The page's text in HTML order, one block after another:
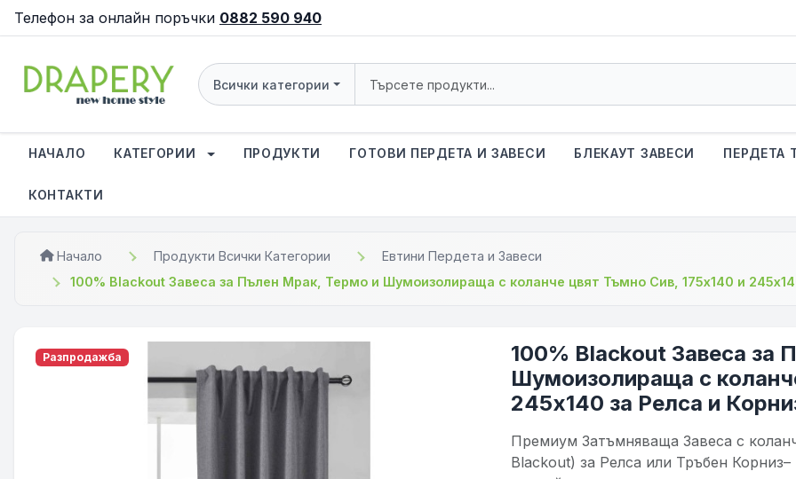
Телефон за онлайн поръчки 0882 590 940
Всички категории
НАЧАЛО КАТЕГОРИИ ПРОДУКТИ ГОТОВИ ПЕРДЕТА И ЗАВЕСИ БЛЕКАУТ ЗАВЕСИ ПЕРДЕТА
КОНТАКТИ
Начало Продукти Всички Категории
Евтини Пердета и Завеси
100% Blackout Завеса за Пълен Мрак, Термо и Шумоизолираща с коланче цвят Тъмно Сив, 175х140 и
Разпродажба
100% Blackout Завеса за
Шумоизолираща с
245х140 за Релса и
Премиум Затъмняваща Завеса с
Blackout) за Релса или Тръбен